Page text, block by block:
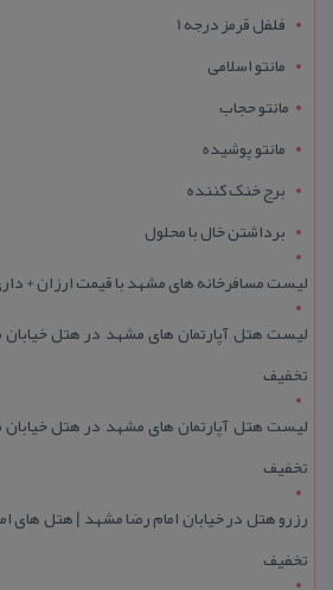
فلفل قرمز درجه 1
مانتو اسلامی
مانتو حجاب
مانتو پوشیده
برج خنک کننده
برداشتن خال با محلول
لیست مسافرخانه های مشهد با قیمت ارزان + داری
تخفیف
تخفیف
تخفیف